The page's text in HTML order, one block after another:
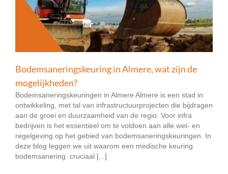
Bodemsaneringskeuring in Almere, wat zijn de
mogelijkheden?
Bodemsaneringskeuringen in Almere Almere is een stad in
ontwikkeling, met tal van infrastructuurprojecten die bijdragen
aan de groei en duurzaamheid van de regio. Voor infra
bedrijven is het essentieel om te voldoen aan alle wet- en
regelgeving op het gebied van bodemsaneringskeuringen. In
deze blog leggen we uit waarom een medische keuring
bodemsanering cruciaal [...]